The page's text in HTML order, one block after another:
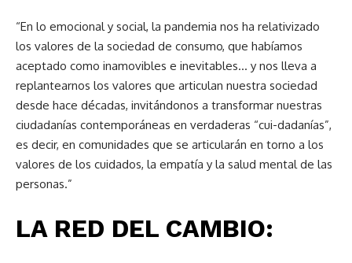
“En lo emocional y social, la pandemia nos ha relativizado
los valores de la sociedad de consumo, que habíamos
aceptado como inamovibles e inevitables… y nos lleva a
replantearnos los valores que articulan nuestra sociedad
desde hace décadas, invitándonos a transformar nuestras
ciudadanías contemporáneas en verdaderas “cui-dadanías”,
es decir, en comunidades que se articularán en torno a los
valores de los cuidados, la empatía y la salud mental de las
personas.”
LA RED DEL CAMBIO: